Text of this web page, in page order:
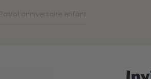
anniversaire enfant